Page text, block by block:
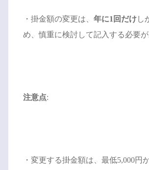
・掛金額の変更は、 年に1回だけし
め、慎重に検討して記入する必要が
注意点:
・変更する掛金額は、最低5,000円